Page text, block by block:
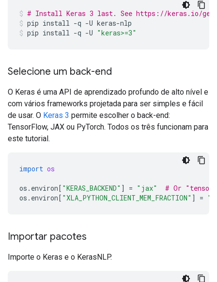
# Install Keras 3 last. See https://keras.io/
pip install -q -U keras-nlp
pip install -q -U "keras>=3"
Selecione um back-end
O Keras é uma API de aprendizado profundo de alto nível e
com vários frameworks projetada para ser simples e fácil
de usar. O Keras 3 permite escolher o back-end:
TensorFlow, JAX ou PyTorch. Todos os três funcionam para
este tutorial.
import os
os . environ[ "KERAS_BACKEND" ] = "jax"
# Or
os . environ[ "XLA_PYTHON_CLIENT_MEM_FRACTION" ] =
Importar pacotes
Importe o Keras e o KerasNLP.